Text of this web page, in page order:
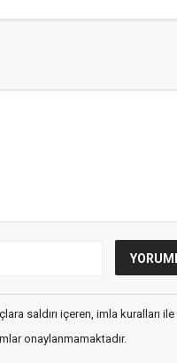
saldırı içeren, imla kuralları ile
onaylanmamaktadır.